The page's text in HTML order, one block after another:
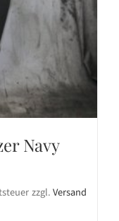
Navy
zzgl.Versand